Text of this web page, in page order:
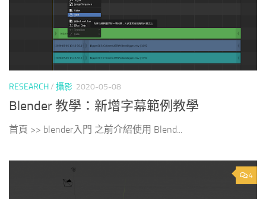
RESEARCH/ 攝影 2020-05-08
Blender 教學：新增字幕範例教學
首頁 >> blender入門 之前介紹使用 Blend...
4